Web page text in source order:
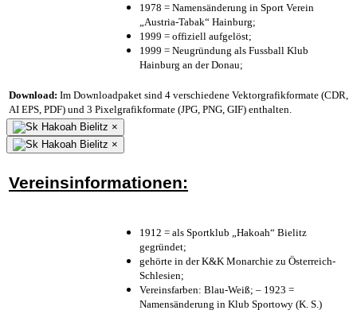
1978 = Namensänderung in Sport Verein
„Austria-Tabak“ Hainburg;
1999 = offiziell aufgelöst;
1999 = Neugründung als Fussball Klub
Hainburg an der Donau;
Download: Im Downloadpaket sind 4 verschiedene Vektorgrafikformate (CDR,
AI EPS, PDF) und 3 Pixelgrafikformate (JPG, PNG, GIF) enthalten.
×
×
Vereinsinformationen:
1912 = als Sportklub „Hakoah“ Bielitz
gegründet;
gehörte in der K&K Monarchie zu Österreich-
Schlesien;
Vereinsfarben: Blau-Weiß; – 1923 =
Namensänderung in Klub Sportowy (K. S.)